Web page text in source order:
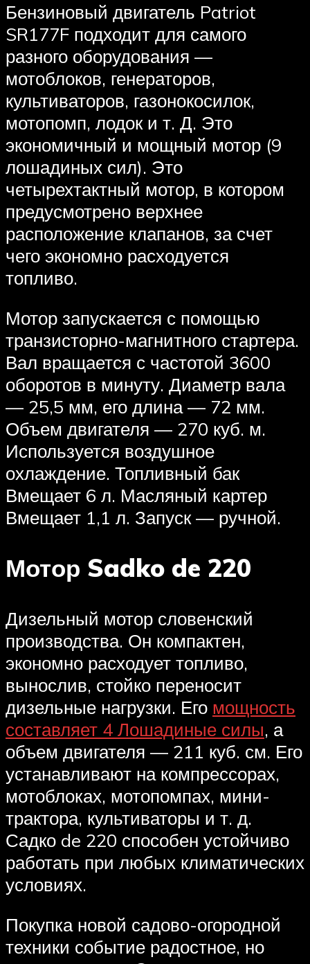
Бензиновый двигатель Patriot
SR177F подходит для самого
разного оборудования —
мотоблоков, генераторов,
культиваторов, газонокосилок,
мотопомп, лодок и т. Д. Это
экономичный и мощный мотор (9
лошадиных сил). Это
четырехтактный мотор, в котором
предусмотрено верхнее
расположение клапанов, за счет
чего экономно расходуется
топливо.
Мотор запускается с помощью
транзисторно-магнитного стартера.
Вал вращается с частотой 3600
оборотов в минуту. Диаметр вала
— 25,5 мм, его длина — 72 мм.
Объем двигателя — 270 куб. м.
Используется воздушное
охлаждение. Топливный бак
Вмещает 6 л. Масляный картер
Вмещает 1,1 л. Запуск — ручной.
Мотор Sadko de 220
Дизельный мотор словенский
производства. Он компактен,
экономно расходует топливо,
вынослив, стойко переносит
дизельные нагрузки. Его мощность
составляет 4 Лошадиные силы, а
объем двигателя — 211 куб. см. Его
устанавливают на компрессорах,
мотоблоках, мотопомпах, мини-
трактора, культиваторы и т. д.
Садко de 220 способен устойчиво
работать при любых климатических
условиях.
Покупка новой садово-огородной
техники событие радостное, но